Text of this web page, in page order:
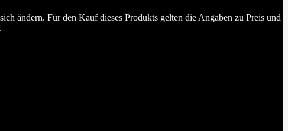
ändern. Für den Kauf dieses Produkts gelten die Angaben zu Preis und